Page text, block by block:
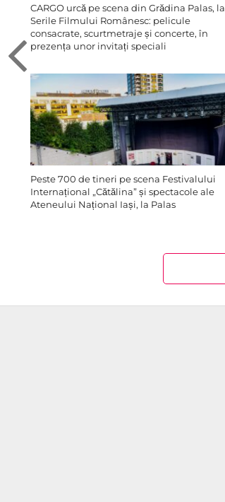
CARGO urcă pe scena din Grădina Palas, la
Serile Filmului Românesc: pelicule
consacrate, scurtmetraje și concerte, în
prezența unor invitați speciali
Peste 700 de tineri pe scena Festivalului
Internațional „Cătălina” și spectacole ale
Ateneului Național Iași, la Palas